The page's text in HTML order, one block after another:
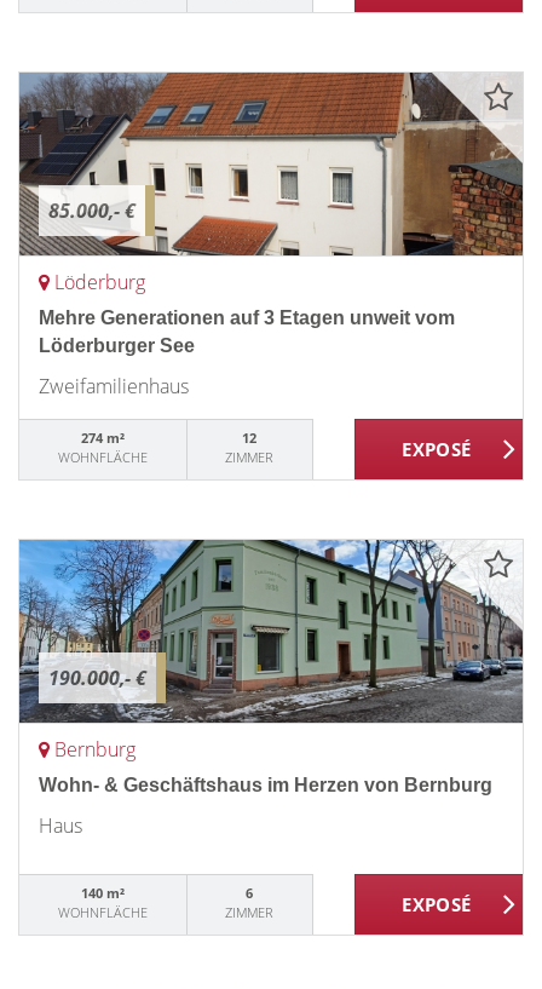
85.000,- €
Löderburg
Mehre Generationen auf 3 Etagen unweit vom
Löderburger See
Zweifamilienhaus
274 m²
WOHNFLÄCHE
12
ZIMMER
190.000,- €
Bernburg
Wohn- & Geschäftshaus im Herzen von Bernburg
Haus
140 m²
WOHNFLÄCHE
6
ZIMMER